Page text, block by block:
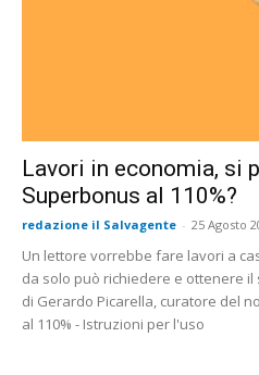
Lavori in economia, si
Superbonus al 110%?
redazione il Salvagente - 25 Agosto
Un lettore vorrebbe fare lavori a
da solo può richiedere e ottenere il
di Gerardo Picarella, curatore del
al 110% - Istruzioni per l'uso